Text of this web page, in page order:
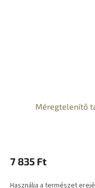
Méregtelenítő
7 835 Ft
Használja a természet